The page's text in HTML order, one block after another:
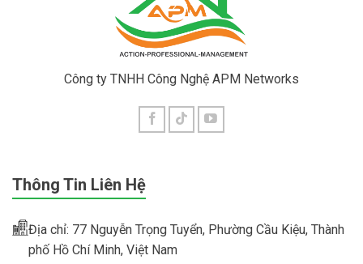
Công ty TNHH Công Nghệ APM Networks
Thông Tin Liên Hệ
Địa chỉ: 77 Nguyễn Trọng Tuyển, Phường Cầu Kiệu, Thành
phố Hồ Chí Minh, Việt Nam